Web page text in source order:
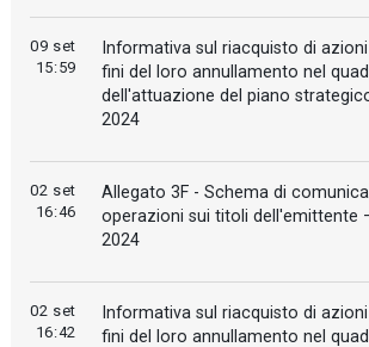
09 set
15:59
Informativa sul riacquisto di
fini del loro annullamento nel
dell'attuazione del piano
2024
02 set
16:46
Allegato 3F - Schema di
operazioni sui titoli dell'emittente
2024
02 set
16:42
Informativa sul riacquisto di
fini del loro annullamento nel